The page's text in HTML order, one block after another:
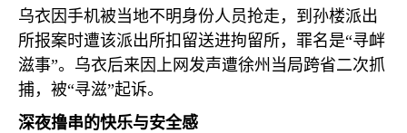
乌衣因手机被当地不明身份人员抢走，到孙楼派出
所报案时遭该派出所扣留送进拘留所，罪名是“寻衅
滋事”。乌衣后来因上网发声遭徐州当局跨省二次抓
捕，被“寻滋”起诉。
深夜撸串的快乐与安全感